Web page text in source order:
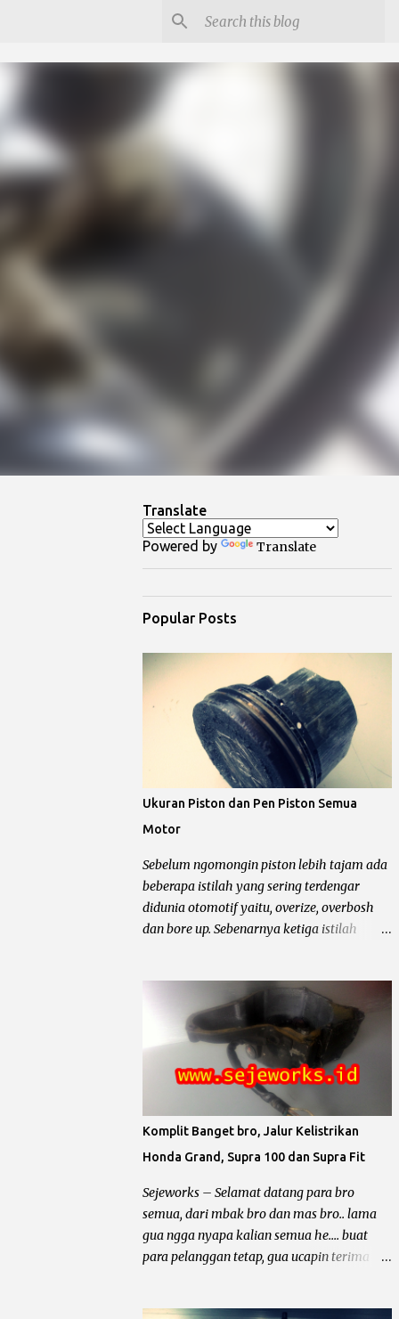
Translate
Powered by Translate
Popular Posts
Ukuran Piston dan Pen Piston Semua
Motor
Sebelum ngomongin piston lebih tajam ada
beberapa istilah yang sering terdengar
didunia otomotif yaitu, overize, overbosh
dan bore up. Sebenarnya ketiga istilah
pada mesin sepeda motor. Untuk lebih
jelasnya chek it dot… Pengertian oversize,
overbosh dan bore up Oversize yaitu
memperbesar diameter silinder dengan cara
di korter dan mengganti piston dengan
ukuran yang lebih besar sesuai dengan
standar pabrik. pabrikan sepeda motor
biasanya menyediakan 4 piston oversize
dari piston standar yaitu OS 25, OS 50, OS 75,
OS 100, untuk lebih jelas simak contoh
dibawah ini. Contoh Yamaha Crypton
ukuran piton standar 49 mm berarti :
Overize 25 piston standar diameter
standar diameter ditambah 0.50 mm maka
Komplit Banget bro, Jalur Kelistrikan
Honda Grand, Supra 100 dan Supra Fit
Sejeworks – Selamat datang para bro
semua, dari mbak bro dan mas bro.. lama
gua ngga nyapa kalian semua he.... buat
para pelanggan tetap, gua ucapin terima